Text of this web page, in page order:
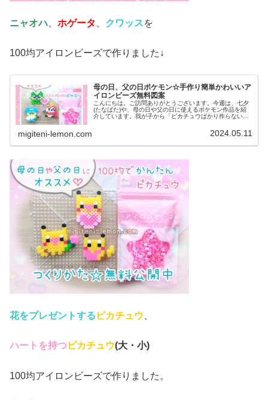
ニャオハ ホゲータ クワッスを
100均アイロンビーズで作りました↓
母の日、父の日ポケモン☆手作り簡単かわいいア
イロンビーズ無料図案
こんにちは。ご訪問ありがとうございます。今週は、七夕
(たなばた)や、母の日や父の日に使えるポケモン作品を紹
介しています。我が子から「ピカチュウばかり作らない
migiteni-lemon.com 2024.05.11
花をプレゼントする ピカチュウ
ハートを持つピカチュウ(大・小)
100均アイロンビーズで作りました。